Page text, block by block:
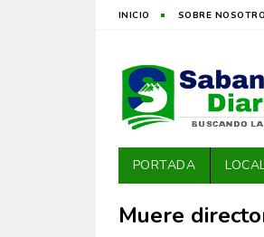
INICIO SOBRE
PORTADA
Muere